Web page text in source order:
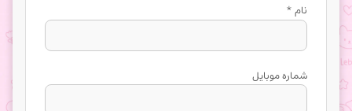
نام*
شماره موبایل